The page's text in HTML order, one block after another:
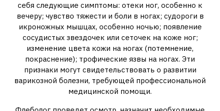
себя следующие симптомы: отеки ног, особенно к
вечеру; чувство тяжести и боли в ногах; судороги в
икроножных мышцах, особенно ночью; появление
сосудистых звездочек или сеточек на коже ног;
изменение цвета кожи на ногах (потемнение,
покраснение); трофические язвы на ногах. Эти
признаки могут свидетельствовать о развитии
варикозной болезни, требующей профессиональной
медицинской помощи.